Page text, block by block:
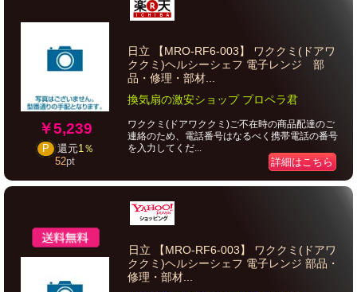
￥5,239
P 還元1％
52pt
日立 【MRO-RF6-003】 ワククミ(ドアワ
ククミ)ヘルシーシェフ 電子レンジ 部
品・修理・部材...
換気扇の激安ショップ プロペラ君
ワククミ(ドアワククミ)ご不在時の商品配達のご
連絡のため、電話番号はなるべく携帯電話の番号
を入力してくだ...
詳細はこちら
日立 【MRO-RF6-003】 ワククミ(ドアワ
ククミ)ヘルシーシェフ 電子レンジ 部品・
修理・部材...